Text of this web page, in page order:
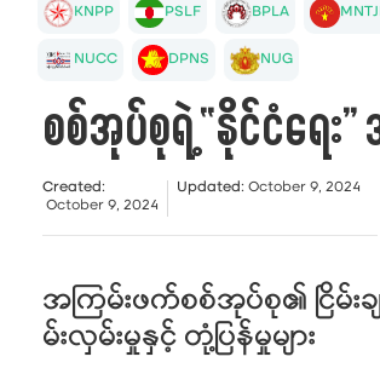
KNPP PSLF BPLA
NUCC DPNS NUG
စစ်အုပ်စုရဲ့ “နိုင်ငံရေး
Created:
October 9, 2024
Updated: October 9, 2024
အကြမ်းဖက်စစ်အုပ်စု၏ ငြိမ်းခ
မ်းလှမ်းမှုနှင့် တုံ့ပြန်မှုများ